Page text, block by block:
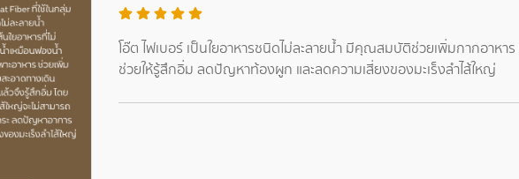
โอ๊ต ไฟเบอร์ เป็นใยอาหารชนิดไม่ละลายน้ำ มีคุณสมบัติช่วยเพิ่มกากอาหา
ช่วยให้รู้สึกอิ่ม ลดปัญหาท้องผูก และลดความเสี่ยงของมะเร็งลำไส้ใหญ่